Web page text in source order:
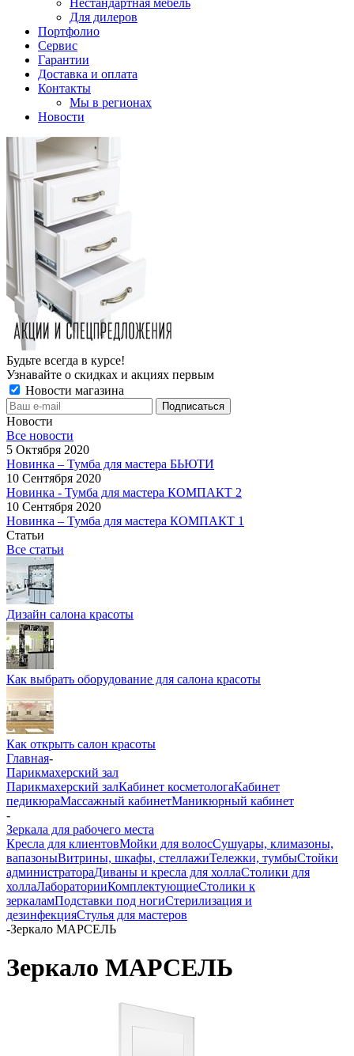
Нестандартная мебель
Для дилеров
Портфолио
Сервис
Гарантии
Доставка и оплата
Контакты
Мы в регионах
Новости
Будьте всегда в курсе!
Узнавайте о скидках и акциях первым
Новости магазина
Новости
Все новости
5 Октября 2020
Новинка – Тумба для мастера БЬЮТИ
10 Сентября 2020
Новинка - Тумба для мастера КОМПАКТ 2
10 Сентября 2020
Новинка – Тумба для мастера КОМПАКТ 1
Статьи
Все статьи
Дизайн салона красоты
Как выбрать оборудование для салона красоты
Как открыть салон красоты
Главная-
Парикмахерский зал
Парикмахерский залКабинет косметологаКабинет
педикюраМассажный кабинетМаникюрный кабинет
-
Зеркала для рабочего места
Кресла для клиентовМойки для волосСушуары, климазоны,
вапазоныВитрины, шкафы, стеллажиТележки, тумбыСтойки
администратораДиваны и кресла для холлаСтолики для
холлаЛабораторииКомплектующиеСтолики к
зеркаламПодставки под ногиСтерилизация и
дезинфекцияСтулья для мастеров
-Зеркало МАРСЕЛЬ
Зеркало МАРСЕЛЬ